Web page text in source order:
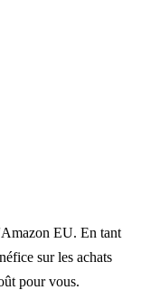
EU. En tant
sur les achats
pour vous.